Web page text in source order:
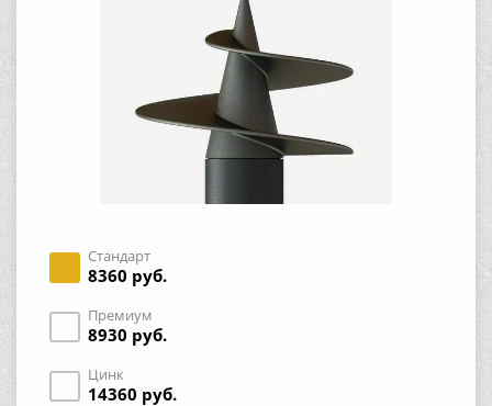
Стандарт
8360 руб.
Премиум
8930 руб.
Цинк
14360 руб.